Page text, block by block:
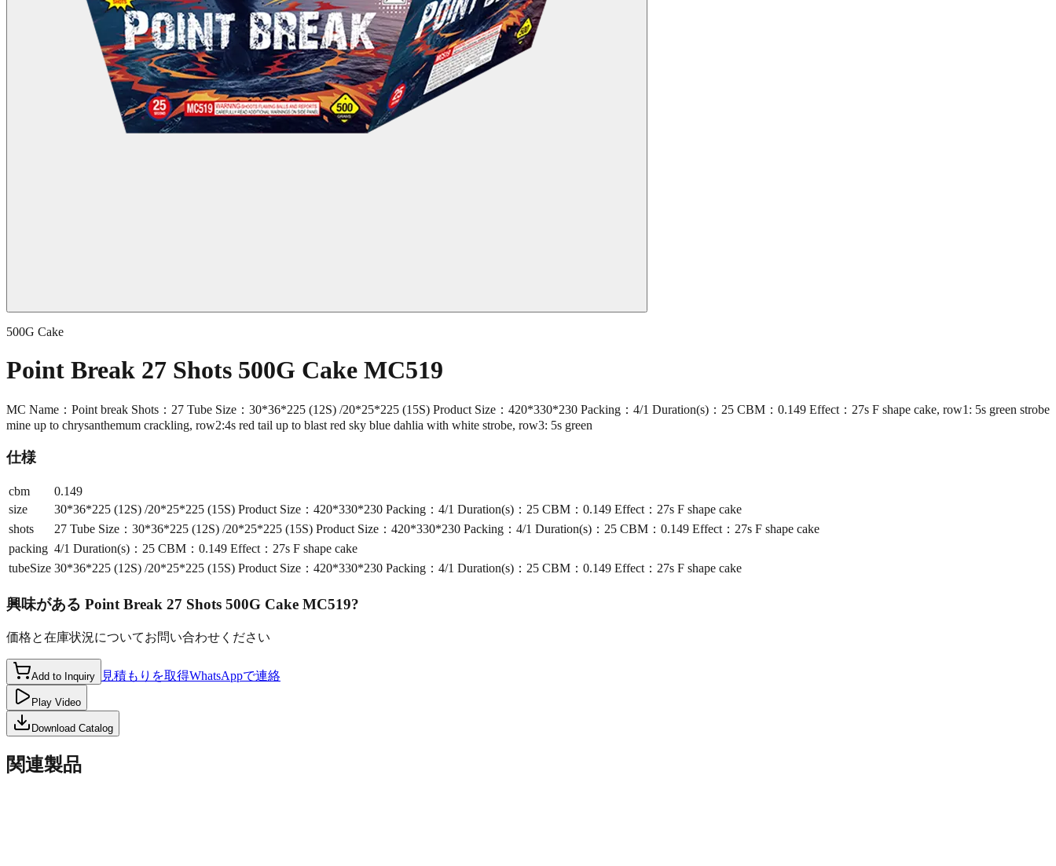
500G Cake
Point Break 27 Shots 500G Cake MC519
MC Name：Point break Shots：27 Tube Size：30*36*225 (12S) /20*25*225 (15S) Product Size：420*330*230 Packing：4/1 Duration(s)：25 CBM：0.149 Effect：27s F shape cake, row1: 5s green strobe
mine up to chrysanthemum crackling, row2:4s red tail up to blast red sky blue dahlia with white strobe, row3: 5s green
仕様
cbm
0.149
size
30*36*225 (12S) /20*25*225 (15S) Product Size：420*330*230 Packing：4/1 Duration(s)：25 CBM：0.149 Effect：27s F shape cake
shots
27 Tube Size：30*36*225 (12S) /20*25*225 (15S) Product Size：420*330*230 Packing：4/1 Duration(s)：25 CBM：0.149 Effect：27s F shape cake
packing 4/1 Duration(s)：25 CBM：0.149 Effect：27s F shape cake
tubeSize 30*36*225 (12S) /20*25*225 (15S) Product Size：420*330*230 Packing：4/1 Duration(s)：25 CBM：0.149 Effect：27s F shape cake
興味がある Point Break 27 Shots 500G Cake MC519?
価格と在庫状況についてお問い合わせください
Add to Inquiry 見積もりを取得WhatsAppで連絡
Play Video
Download Catalog
関連製品